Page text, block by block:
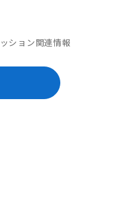
ション関連情報